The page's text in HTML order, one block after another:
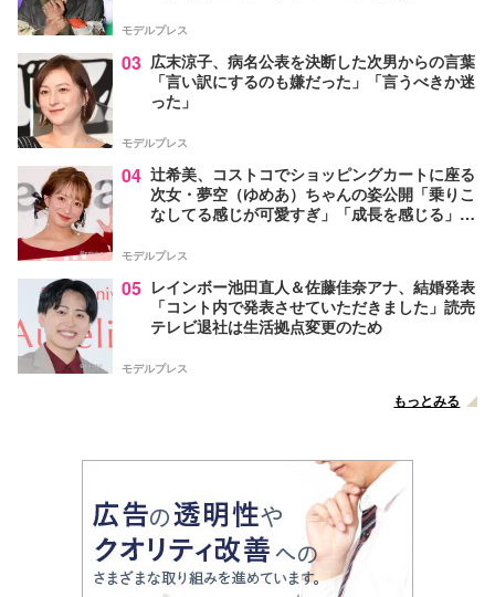
モデルプレス
03 広末涼子、病名公表を決断した次男からの言葉
「言い訳にするのも嫌だった」「言うべきか迷
った」
モデルプレス
04 辻希美、コストコでショッピングカートに座る
次女・夢空（ゆめあ）ちゃんの姿公開「乗りこ
なしてる感じが可愛すぎ」「成長を感じる」の
モデルプレス
05 レインボー池田直人＆佐藤佳奈アナ、結婚発表
「コント内で発表させていただきました」読売
テレビ退社は生活拠点変更のため
モデルプレス
もっとみる